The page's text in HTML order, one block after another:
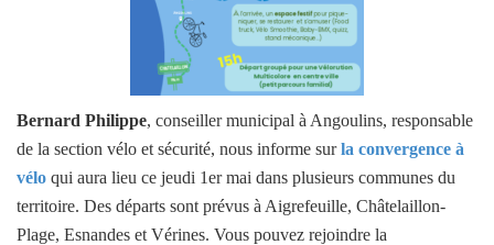
Bernard Philippe, conseiller municipal à Angoulins, responsable
de la section vélo et sécurité, nous informe surla convergence à
vélo qui aura lieu ce jeudi 1er mai dans plusieurs communes du
territoire. Des départs sont prévus à Aigrefeuille, Châtelaillon-
Plage, Esnandes et Vérines. Vous pouvez rejoindre la